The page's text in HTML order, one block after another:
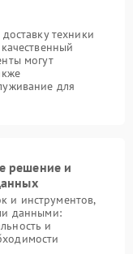
техники
могут
для
решение и
и инструментов,
данными:
и